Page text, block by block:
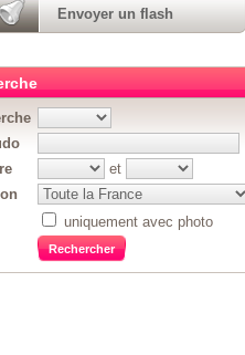
Envoyer un flash
et
uniquement avec photo